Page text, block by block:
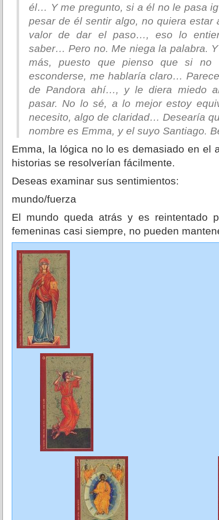
él… Y me pregunto, si a él no le pasa
pesar de él sentir algo, no quiera estar
valor de dar el paso…, eso lo
saber… Pero no. Me niega la palabra.
más, puesto que pienso que si no
esconderse, me hablaría claro…
de Pandora ahí…, y le diera miedo
pasar. No lo sé, a lo mejor estoy
necesito, algo de claridad… Desearía
nombre es Emma, y el suyo Santiago.
Emma, la lógica no lo es demasiado en el
historias se resolverían fácilmente.
Deseas examinar sus sentimientos:
mundo/fuerza
El mundo queda atrás y es reintentado
femeninas casi siempre, no pueden